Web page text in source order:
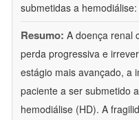
submetidas a
Resumo: A doença renal
perda progressiva e
estágio mais avançado, a
paciente a ser submetido
hemodiálise (HD). A